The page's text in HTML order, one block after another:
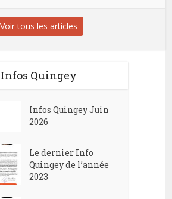
Voir tous les articles
Infos Quingey
Infos Quingey Juin
2026
Le dernier Info
Quingey de l’année
2023